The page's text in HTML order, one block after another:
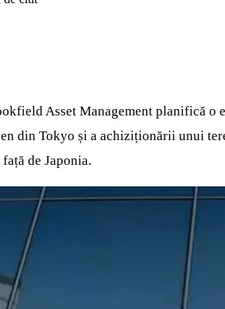
Asset Management planifică
din Tokyo și a achiziționării unui
de Japonia.